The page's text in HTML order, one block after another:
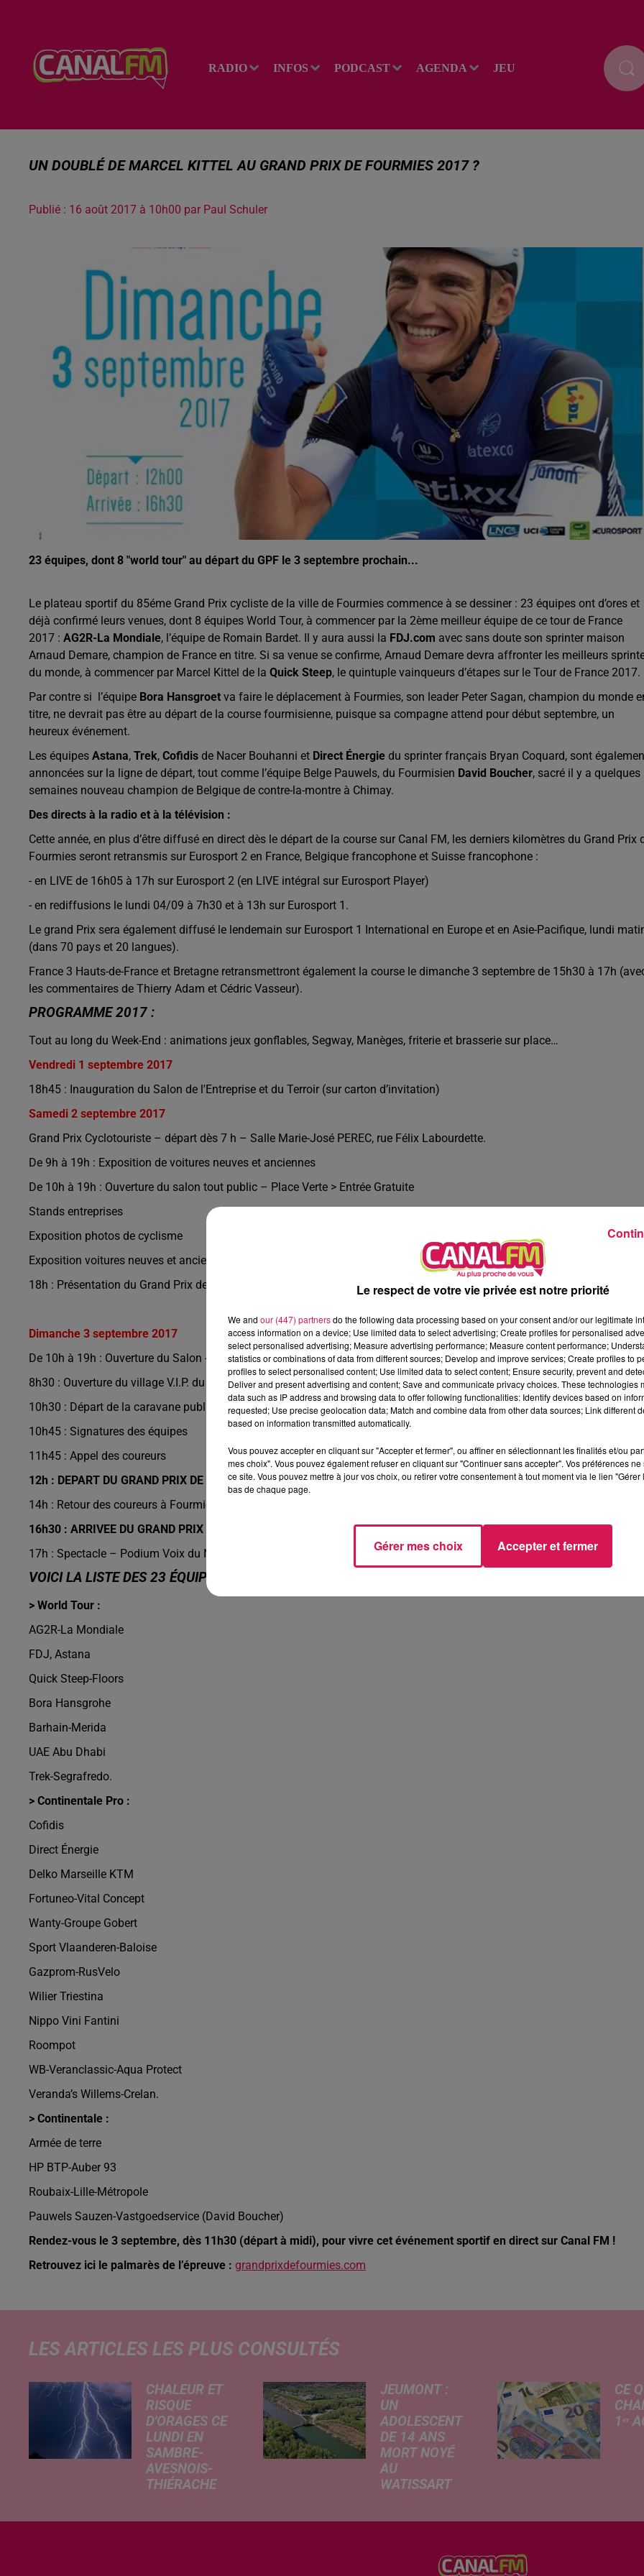
RADIO INFOS PODCAST AGENDA JEU
UN DOUBLÉ DE MARCEL KITTEL AU GRAND PRIX DE FOURMIES 2017 ?
Publié : 16 août 2017 à 10h00 par Paul Schuler
23 équipes, dont 8 "world tour" au départ du GPF le 3 septembre prochain...
Le plateau sportif du 85éme Grand Prix cycliste de la ville de Fourmies commence à se dessiner : 23 équipes ont d’ores et
déjà confirmé leurs venues, dont 8 équipes World Tour, à commencer par la 2ème meilleur équipe de ce tour de France
2017 : AG2R-La Mondiale, l’équipe de Romain Bardet. Il y aura aussi la FDJ.com avec sans doute son sprinter maison
Arnaud Demare, champion de France en titre. Si sa venue se confirme, Arnaud Demare devra affronter les meilleurs
du monde, à commencer par Marcel Kittel de la Quick Steep, le quintuple vainqueurs d’étapes sur le Tour de France 2017.
Par contre si l’équipe Bora Hansgroet va faire le déplacement à Fourmies, son leader Peter Sagan, champion du monde
titre, ne devrait pas être au départ de la course fourmisienne, puisque sa compagne attend pour début septembre, un
heureux événement.
Les équipes Astana, Trek, Cofidis de Nacer Bouhanni et Direct Énergie du sprinter français Bryan Coquard, sont
annoncées sur la ligne de départ, tout comme l’équipe Belge Pauwels, du Fourmisien David Boucher, sacré il y a quelques
semaines nouveau champion de Belgique de contre-la-montre à Chimay.
Des directs à la radio et à la télévision :
Cette année, en plus d’être diffusé en direct dès le départ de la course sur Canal FM, les derniers kilomètres du Grand Prix
Fourmies seront retransmis sur Eurosport 2 en France, Belgique francophone et Suisse francophone :
- en LIVE de 16h05 à 17h sur Eurosport 2 (en LIVE intégral sur Eurosport Player)
- en rediffusions le lundi 04/09 à 7h30 et à 13h sur Eurosport 1.
Le grand Prix sera également diffusé le lendemain sur Eurosport 1 International en Europe et en Asie-Pacifique, lundi
(dans 70 pays et 20 langues).
France 3 Hauts-de-France et Bretagne retransmettront également la course le dimanche 3 septembre de 15h30 à 17h
les commentaires de Thierry Adam et Cédric Vasseur).
PROGRAMME 2017 :
Tout au long du Week-End : animations jeux gonflables, Segway, Manèges, friterie et brasserie sur place…
Vendredi 1 septembre 2017
18h45 : Inauguration du Salon de l'Entreprise et du Terroir (sur carton d’invitation)
Samedi 2 septembre 2017
Grand Prix Cyclotouriste – départ dès 7 h – Salle Marie-José PEREC, rue Félix Labourdette.
De 9h à 19h : Exposition de voitures neuves et anciennes
De 10h à 19h : Ouverture du salon tout public – Place Verte > Entrée Gratuite
Stands entreprises
Exposition photos de cyclisme
Exposition voitures neuves et anciennes
18h : Présentation du Grand Prix de Fourmies (ouvert à tous) dans le Hall d'Honneur de l'hôtel de ville.
Dimanche 3 septembre 2017
De 10h à 19h : Ouverture du Salon - Place Verte
8h30 : Ouverture du village V.I.P. du Grand Prix De Fourmies/La Voix Du Nord – Trophée Crédit Mutuel Nord Europe
10h30 : Départ de la caravane publicitaire
10h45 : Signatures des équipes
11h45 : Appel des coureurs
12h : DEPART DU GRAND PRIX DE FOURMIES
14h : Retour des coureurs à Fourmies et circuits terminaux.
16h30 : ARRIVEE DU GRAND PRIX DE FOURMIES
17h : Spectacle – Podium Voix du Nord avec le groupe Collectif Métissé
VOICI LA LISTE DES 23 ÉQUIPES RETENUES :
> World Tour :
AG2R-La Mondiale
FDJ, Astana
Quick Steep-Floors
Bora Hansgrohe
Barhain-Merida
UAE Abu Dhabi
Trek-Segrafredo.
> Continentale Pro :
Cofidis
Direct Énergie
Delko Marseille KTM
Fortuneo-Vital Concept
Wanty-Groupe Gobert
Sport Vlaanderen-Baloise
Gazprom-RusVelo
Wilier Triestina
Nippo Vini Fantini
Roompot
WB-Veranclassic-Aqua Protect
Veranda’s Willems-Crelan.
> Continentale :
Armée de terre
HP BTP-Auber 93
Roubaix-Lille-Métropole
Pauwels Sauzen-Vastgoedservice (David Boucher)
Rendez-vous le 3 septembre, dès 11h30 (départ à midi), pour vivre cet événement sportif en direct sur Canal FM !
Retrouvez ici le palmarès de l’épreuve : grandprixdefourmies.com
0h00 - 6h00
Les hits de Canal FM
5h00 - 6h00
Le Before du Réveil de Canal FM !
LES ARTICLES LES PLUS CONSULTÉS
CHALEUR ET
RISQUE
D'ORAGES CE
LUNDI EN
SAMBRE-
AVESNOIS-
THIÉRACHE
typiquement
JEUMONT :
UN
ADOLESCENT
DE 14 ANS
MORT NOYÉ
AU
WATISSART
informations
lundi par nos
confrères de La
CE
1ᵉʳ
de
Le respect de votre vie privée est notre priorité
We and our (447) partnersdo the following data processing based on your consent and/or our legitimate
access information on a device; Use limited data to select advertising; Create profiles for personalised
select personalised advertising; Measure advertising performance; Measure content performance;
statistics or combinations of data from different sources; Develop and improve services; Create profiles to
profiles to select personalised content; Use limited data to select content; Ensure security, prevent and
Deliver and present advertising and content; Save and communicate privacy choices. These technologies
data such as IP address and browsing data to offer following functionalities: Identify devices based on
requested; Use precise geolocation data; Match and combine data from other data sources; Link different
based on information transmitted automatically.
Vous pouvez accepter en cliquant sur "Accepter et fermer", ou affiner en sélectionnant les finalités et/ou
mes choix". Vous pouvez également refuser en cliquant sur "Continuer sans accepter". Vos préférences
ce site. Vous pouvez mettre à jour vos choix, ou retirer votre consentement à tout moment via le lien
bas de chaque page.
Gérer mes choix Accepter et fermer